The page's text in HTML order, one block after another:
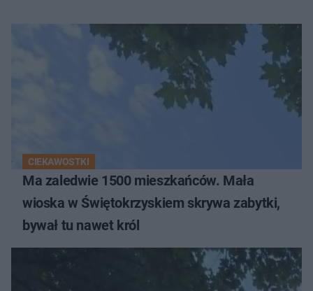
CIEKAWOSTKI
Ma zaledwie 1500 mieszkańców. Mała
wioska w Świętokrzyskiem skrywa zabytki,
bywał tu nawet król